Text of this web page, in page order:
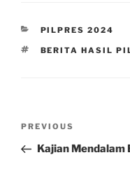
CATEGORIES
PILPRES 2024
TAGS
BERITA HASIL
Previous
Post
PREVIOUS
Kajian